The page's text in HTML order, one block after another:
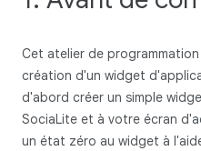
Cet atelier de
création d'un widget
d'abord créer un simple
SociaLite et à votre écran
un état zéro au widget à